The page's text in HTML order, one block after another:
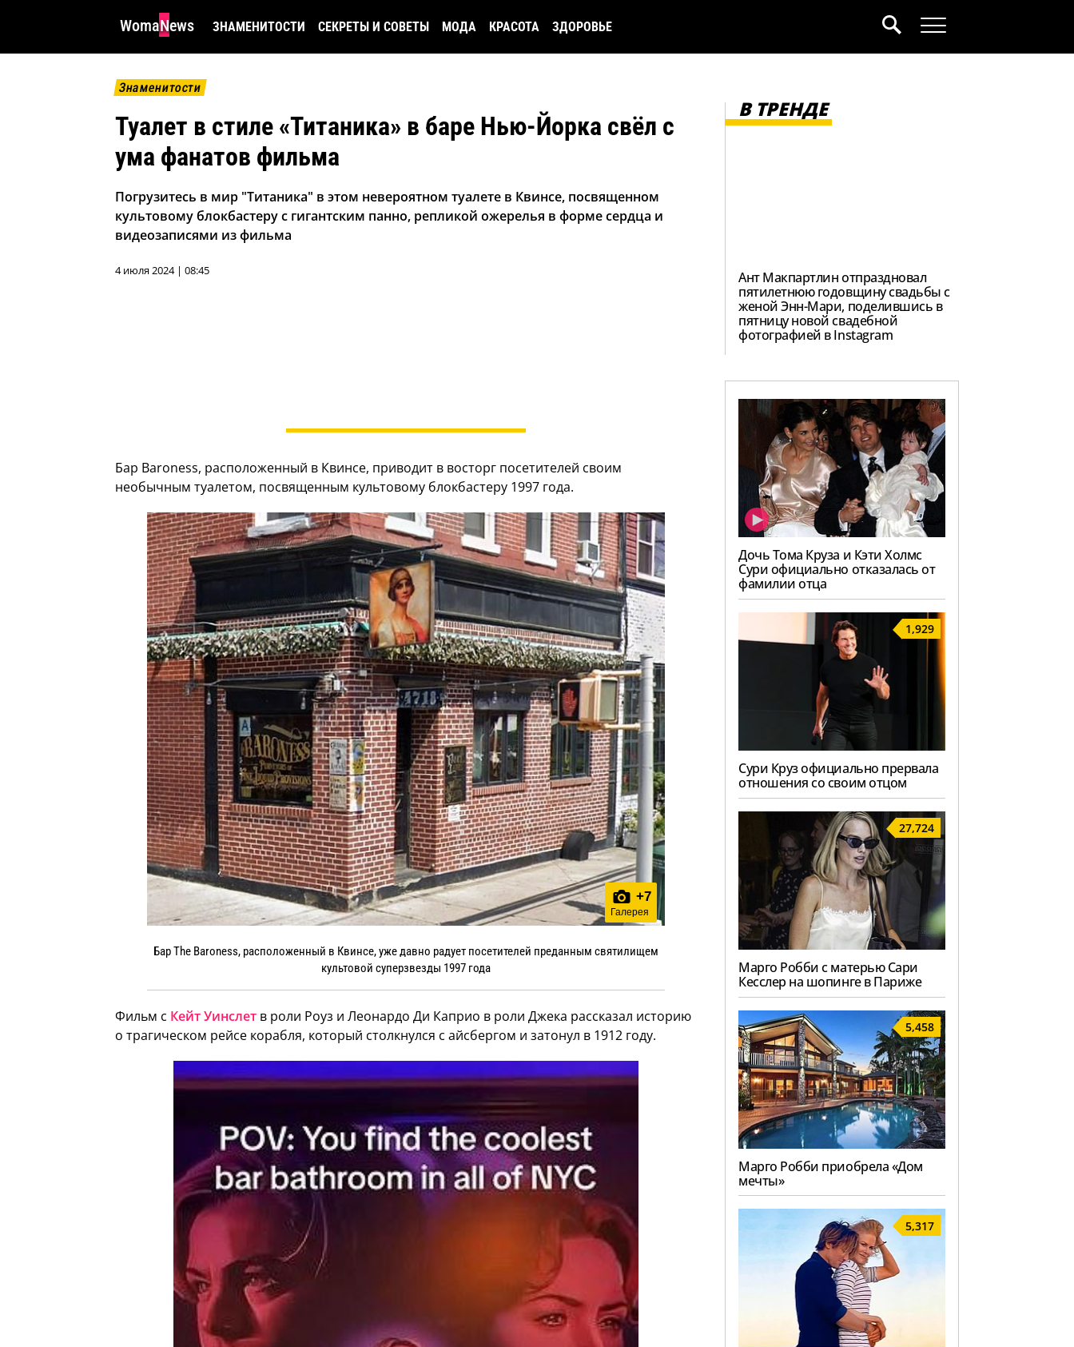
WomaNews ЗНАМЕНИТОСТИ СЕКРЕТЫ И СОВЕТЫ МОДА КРАСОТА ЗДОРОВЬЕ
Знаменитости
Туалет в стиле «Титаника» в баре Нью-Йорка свёл с
ума фанатов фильма
Погрузитесь в мир "Титаника" в этом невероятном туалете в Квинсе, посвященном
культовому блокбастеру с гигантским панно, репликой ожерелья в форме сердца и
видеозаписями из фильма
4 июля 2024 | 08:45
Бар Baroness, расположенный в Квинсе, приводит в восторг посетителей своим
необычным туалетом, посвященным культовому блокбастеру 1997 года.
+7
Галерея
Бар The Baroness, расположенный в Квинсе, уже давно радует посетителей преданным святилищем
культовой суперзвезды 1997 года
Фильм с Кейт Уинслет в роли Роуз и Леонардо Ди Каприо в роли Джека рассказал историю
о трагическом рейсе корабля, который столкнулся с айсбергом и затонул в 1912 году.
В ТРЕНДЕ
Ант Макпартлин отпраздновал
пятилетнюю годовщину свадьбы с
женой Энн-Мари, поделившись в
пятницу новой свадебной
фотографией в Instagram
Дочь Тома Круза и Кэти Холмс
Сури официально отказалась от
фамилии отца
1,929
Сури Круз официально прервала
отношения со своим отцом
27,724
Марго Робби с матерью Сари
Кесслер на шопинге в Париже
5,458
Марго Робби приобрела «Дом
мечты»
5,317